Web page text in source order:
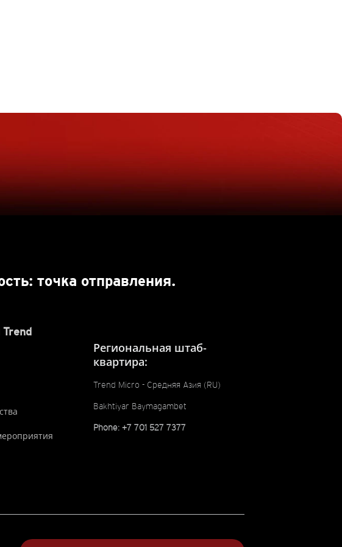
точка отправления.
Региональная штаб-
квартира:
Trend Micro - Средняя Азия (RU)
Bakhtiyar Baymagambet
Phone: +7 701 527 7377